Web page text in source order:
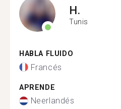
H.
Tunis
HABLA FLUIDO
Francés
APRENDE
Neerlandés